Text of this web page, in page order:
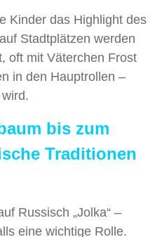
Kinder das Highlight des
Stadtplätzen werden
oft mit Väterchen Frost
in den Hauptrollen –
bis zum
Traditionen
Russisch „Jolka“ –
eine wichtige Rolle.